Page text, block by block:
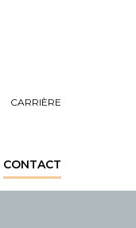
CARRIÈRE
CONTACT